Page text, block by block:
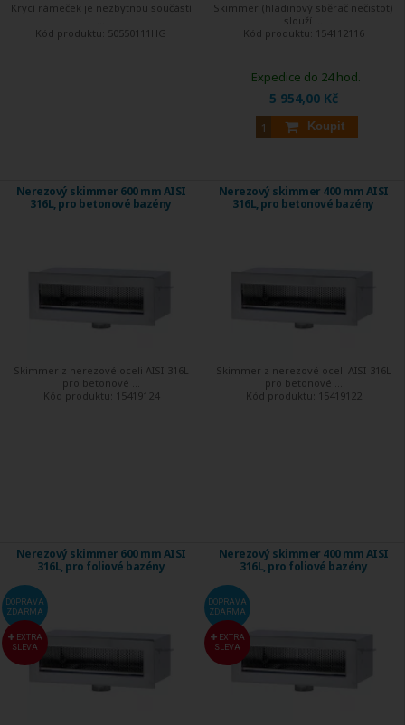
Krycí rámeček je nezbytnou součástí
Kód produktu: 50550111HG
Skimmer (hladinový sběrač nečistot)
slouží ...
Kód produktu: 154112116
5 954,00 Kč
Koupit
Expedice do 24 hod.
Nerezový skimmer 600 mm AISI
316L, pro betonové bazény
Skimmer z nerezové oceli AISI-316L
pro betonové ...
Kód produktu: 15419124
Nerezový skimmer 400 mm AISI
316L, pro betonové bazény
Skimmer z nerezové oceli AISI-316L
pro betonové ...
Kód produktu: 15419122
Nerezový skimmer 600 mm AISI
316L, pro foliové bazény
DOPRAVA
ZDARMA
EXTRA
SLEVA
Nerezový skimmer 400 mm AISI
316L, pro foliové bazény
DOPRAVA
ZDARMA
EXTRA
SLEVA